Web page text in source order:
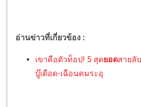
อ่านข่าวที่เกี่ยวข้อง :
เขาคือตัวท็อป! 5 สุดยอดสายลั
บู๊เดือด-เฉือนคมระอุ